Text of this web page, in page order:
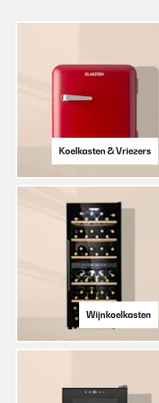
Koelkasten & Vriezers
Wijnkoelkasten